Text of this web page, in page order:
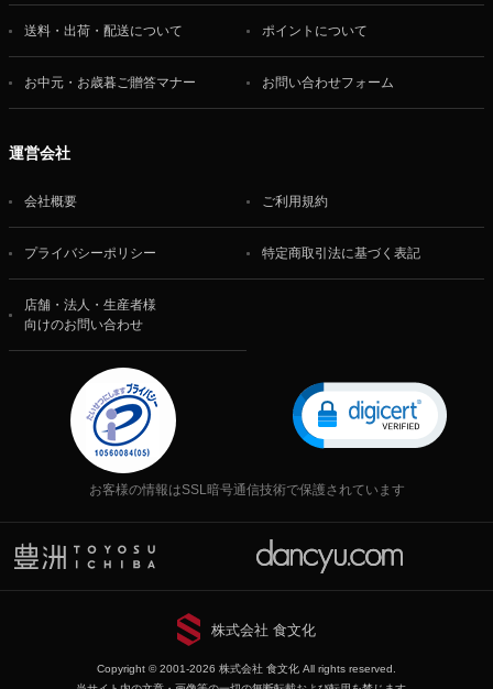
送料・出荷・配送について ポイントについて
お中元・お歳暮ご贈答マナー お問い合わせフォーム
運営会社
会社概要 ご利用規約
プライバシーポリシー 特定商取引法に基づく表記
店舗・法人・生産者様
向けのお問い合わせ
お客様の情報はSSL暗号通信技術で保護されています
株式会社 食文化
Copyright © 2001-2026 株式会社 食文化 All rights reserved.